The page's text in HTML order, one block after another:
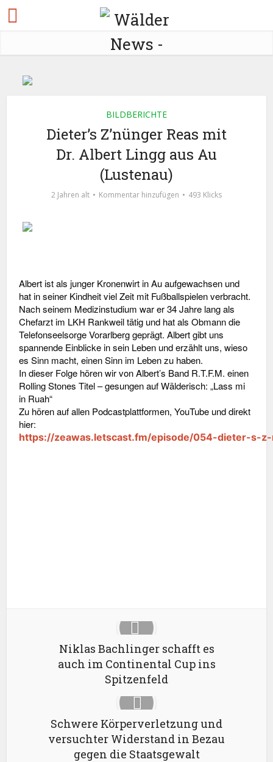
BILDBERICHTE
Dieter’s Z’nünger Reas mit
Dr. Albert Lingg aus Au
(Lustenau)
2 Jahren alt Kommentar hinzufügen 493 Klicks
Albert ist als junger Kronenwirt in Au aufgewachsen und
hat in seiner Kindheit viel Zeit mit Fußballspielen verbracht.
Nach seinem Medizinstudium war er 34 Jahre lang als
Chefarzt im LKH Rankweil tätig und hat als Obmann die
Telefonseelsorge Vorarlberg geprägt. Albert gibt uns
spannende Einblicke in sein Leben und erzählt uns, wieso
es Sinn macht, einen Sinn im Leben zu haben.
In dieser Folge hören wir von Albert’s Band R.T.F.M. einen
Rolling Stones Titel – gesungen auf Wälderisch: „Lass mi
in Ruah“
Zu hören auf allen Podcastplattformen, YouTube und direkt
hier:
https://zeawas.letscast.fm/episode/054-dieter-s-
Niklas Bachlinger schafft es
auch im Continental Cup ins
Spitzenfeld
Schwere Körperverletzung und
versuchter Widerstand in Bezau
gegen die Staatsgewalt